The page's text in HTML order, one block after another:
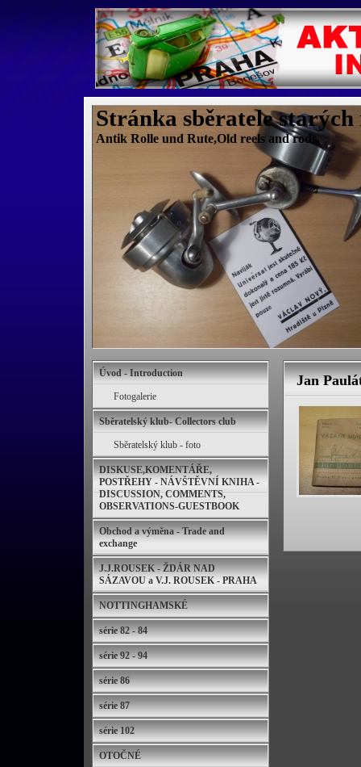
Stránka sběratele
Antik Rolle und Rute,Old reels and rods.
Jan
Úvod - Introduction
Fotogalerie
Sběratelský klub- Collectors club
Sběratelský klub - foto
DISKUSE,KOMENTÁŘE,
POSTŘEHY - NÁVŠTĚVNÍ KNIHA -
DISCUSSION, COMMENTS,
OBSERVATIONS-GUESTBOOK
Obchod a výměna - Trade and
exchange
J.J.ROUSEK - ŽDÁR NAD
SÁZAVOU a V.J. ROUSEK - PRAHA
NOTTINGHAMSKÉ
série 82 - 84
série 92 - 94
série 86
série 87
série 102
OTOČNÉ